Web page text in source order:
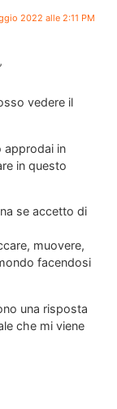
2022 alle 2:11 PM
vedere il
approdai in
in questo
se accetto di
muovere,
facendosi
una risposta
che mi viene